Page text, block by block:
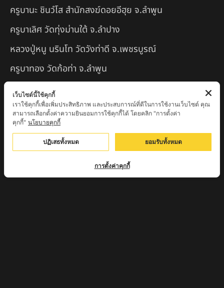
ครูบานะ ชินวํโส สำนักสงฆ์ดอยอีฮุย จ.ลำพูน
ครูบาเลิศ วัดทุ่งม่านใต้ จ.ลำปาง
หลวงปู่หนู นรินโท วัดวังท่าดี จ.เพชรบูรณ์
ครูบาทอง วัดก้อท่า จ.ลำพูน
ครูบาตุ๊เจ้าปู่หว่าหลิ่ง วิระทะโย วัดเวฬุวัน อ.เชียงดาว
จ.เชียงใหม่
ครูบาศรี สุจิตโต บ้านสบก๋ง จ.ลำปาง
หลวงปู่รินทร์ กลฺยาโณ วัดเนินโบสถ์ จ.เพชรบูรณ์
ครูบาเซี๊ยะ นารายณ์แปลงรูป วัดวังตะเคียนทอง
เว็บไซต์นี้ใช้คุกกี้
เราใช้คุกกี้เพื่อเพิ่มประสิทธิภาพ และประสบการณ์ที่ดีในการใช้งานเว็บไซต์ คุณ
สามารถเลือกตั้งค่าความยินยอมการใช้คุกกี้ได้ โดยคลิก "การตั้งค่า
คุกกี้" นโยบายคุกกี้
ปฏิเสธทั้งหมด ยอมรับทั้งหมด
การตั้งค่าคุกกี้